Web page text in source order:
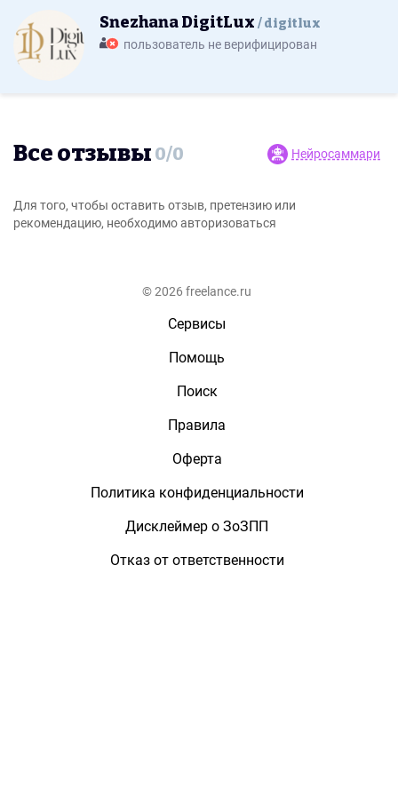
Snezhana DigitLux digitlux
пользователь не верифицирован
Все отзывы 0/0 Нейросаммари
Для того, чтобы оставить отзыв, претензию или
рекомендацию, необходимо авторизоваться
© 2026 freelance.ru
Сервисы
Помощь
Поиск
Правила
Оферта
Политика конфиденциальности
Дисклеймер о ЗоЗПП
Отказ от ответственности